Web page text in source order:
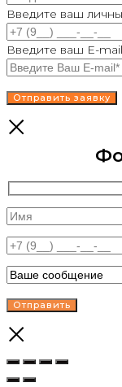
Введите ваш
Введите ваш E-